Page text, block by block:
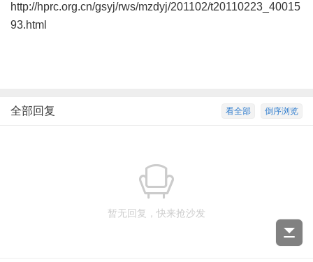
http://hprc.org.cn/gsyj/rws/mzdyj/201102/t20110223_40015
93.html
倒序浏览
看全部
全部回复
暂无回复，快来抢沙发